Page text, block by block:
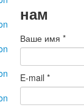
нам
Ваше имя*
E-mail*